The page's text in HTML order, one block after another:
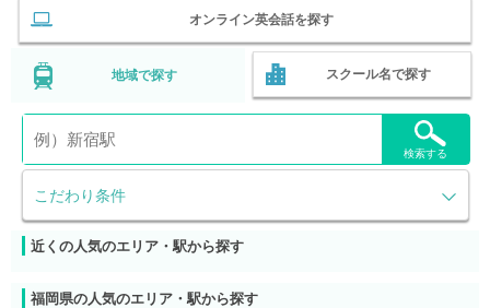
オンライン英会話を探す
地域で探す スクール名で探す
こだわり条件
検索する
近くの人気のエリア・駅から探す
福岡県の人気のエリア・駅から探す